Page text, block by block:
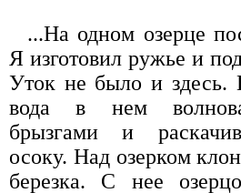
...На одном озерце
Я изготовил ружье и
Уток не было и здесь.
вода в нем
брызгами и
осоку. Над озерком
березка. С нее